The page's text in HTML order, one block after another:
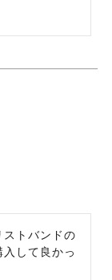
トバンドの
して良かっ